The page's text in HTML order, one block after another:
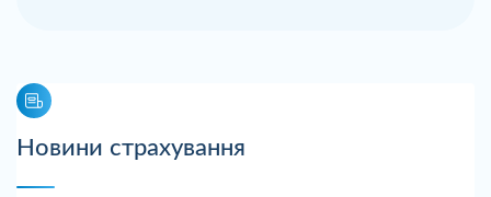
Новини страхування